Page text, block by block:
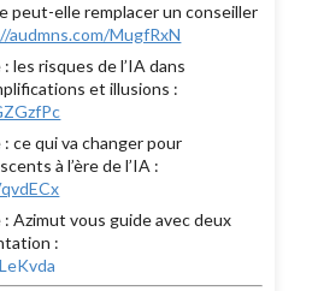
peut-elle remplacer un conseiller
audmns.com/MugfRxN
les risques de l’IA dans
et illusions :
ce qui va changer pour
à l’ère de l’IA :
Azimut vous guide avec deux
: